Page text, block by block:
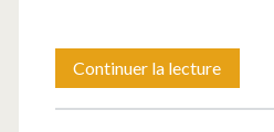
Continuer la lectureCe
que